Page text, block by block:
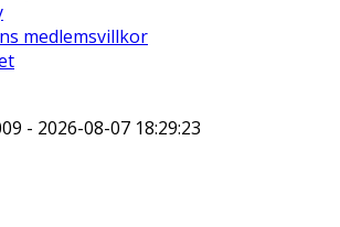
medlemsvillkor
- 2026-08-07 18:29:23